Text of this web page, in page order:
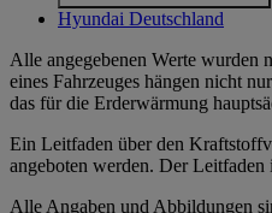
Hyundai Deutschland
Alle angegebenen Werte wurden
eines Fahrzeuges hängen nicht
das für die Erderwärmung
Ein Leitfaden über den
angeboten werden. Der Leitfaden
Alle Angaben und Abbildungen